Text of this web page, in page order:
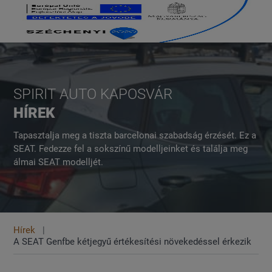
SPIRIT AUTO KAPOSVÁR
HÍREK
Tapasztalja meg a tiszta barcelonai szabadság érzését. Ez a
SEAT. Fedezze fel a sokszínű modelljeinket és találja meg
álmai SEAT modelljét.
Hírek
A SEAT Genfbe kétjegyű értékesítési növekedéssel érkezik